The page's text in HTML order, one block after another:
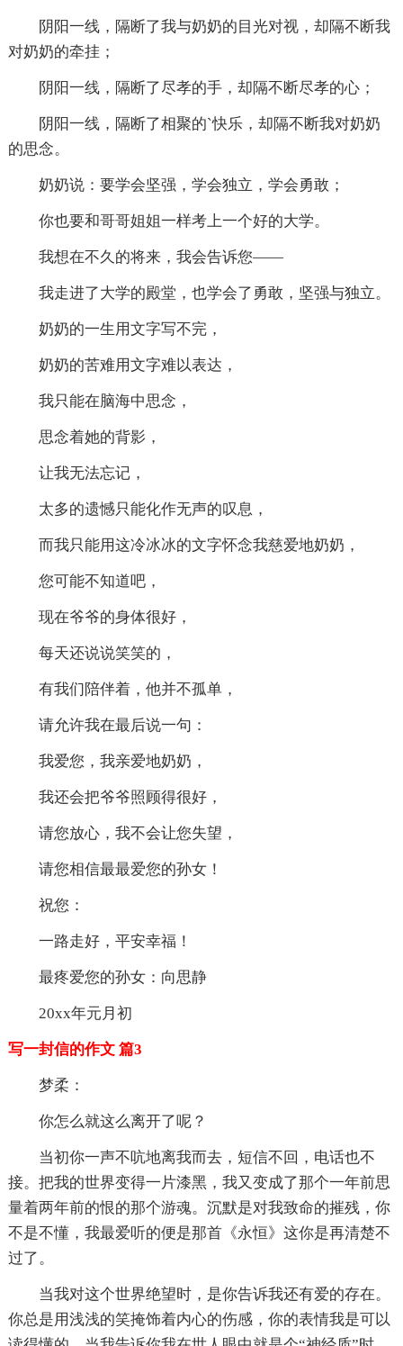
阴阳一线，隔断了我与奶奶的目光对视，却隔不断我
对奶奶的牵挂；
阴阳一线，隔断了尽孝的手，却隔不断尽孝的心；
阴阳一线，隔断了相聚的`快乐，却隔不断我对奶奶
的思念。
奶奶说：要学会坚强，学会独立，学会勇敢；
你也要和哥哥姐姐一样考上一个好的大学。
我想在不久的将来，我会告诉您——
我走进了大学的殿堂，也学会了勇敢，坚强与独立。
奶奶的一生用文字写不完，
奶奶的苦难用文字难以表达，
我只能在脑海中思念，
思念着她的背影，
让我无法忘记，
太多的遗憾只能化作无声的叹息，
而我只能用这冷冰冰的文字怀念我慈爱地奶奶，
您可能不知道吧，
现在爷爷的身体很好，
每天还说说笑笑的，
有我们陪伴着，他并不孤单，
请允许我在最后说一句：
我爱您，我亲爱地奶奶，
我还会把爷爷照顾得很好，
请您放心，我不会让您失望，
请您相信最最爱您的孙女！
祝您：
一路走好，平安幸福！
最疼爱您的孙女：向思静
20xx年元月初
写一封信的作文 篇3
梦柔：
你怎么就这么离开了呢？
当初你一声不吭地离我而去，短信不回，电话也不
接。把我的世界变得一片漆黑，我又变成了那个一年前思
量着两年前的恨的那个游魂。沉默是对我致命的摧残，你
不是不懂，我最爱听的便是那首《永恒》这你是再清楚不
过了。
当我对这个世界绝望时，是你告诉我还有爱的存在。
你总是用浅浅的笑掩饰着内心的伤感，你的表情我是可以